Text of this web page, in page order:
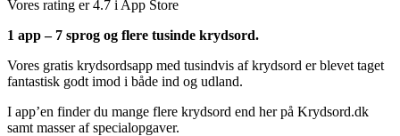
Vores rating er 4.7 i App Store
1 app – 7 sprog og flere tusinde krydsord.
Vores gratis krydsordsapp med tusindvis af krydsord er blevet taget
fantastisk godt imod i både ind og udland.
I app’en finder du mange flere krydsord end her på Krydsord.dk
samt masser af specialopgaver.